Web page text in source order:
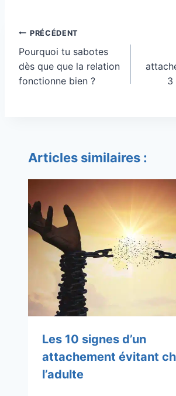
Navigation
de
l’article
PRÉCÉDENT
Pourquoi tu sabotes
dès que que la relation
fonctionne bien ?
3
Articles similaires :
Les 10 signes d’un
attachement évitant
l’adulte